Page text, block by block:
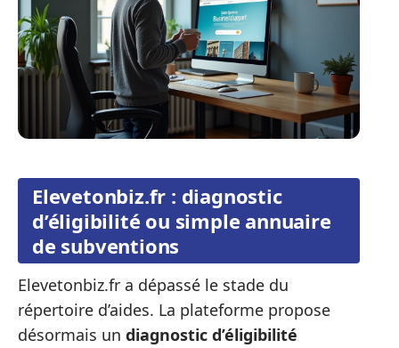
Elevetonbiz.fr : diagnostic
d’éligibilité ou simple annuaire
de subventions
Elevetonbiz.fr a dépassé le stade du
répertoire d’aides. La plateforme propose
désormais un diagnostic d’éligibilité